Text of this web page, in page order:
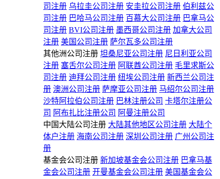
司注册 乌拉圭公司注册 安圭拉公司注册 伯利兹公
司注册 巴哈马公司注册 百慕大公司注册 巴拿马公
司注册 BVI公司注册 墨西哥公司注册 加拿大公司
注册 美国公司注册 萨尔瓦多公司注册
其他洲公司注册 坦桑尼亚公司注册 尼日利亚公司
注册 塞舌尔公司注册 阿联酋公司注册 毛里求斯公
司注册 迪拜公司注册 纽埃公司注册 新西兰公司注
册 澳洲公司注册 萨摩亚公司注册 马绍尔公司注册
沙特阿拉伯公司注册 巴林注册公司 卡塔尔注册公
司 阿布扎比注册公司 阿曼注册公司
中国大陆公司注册 大陆其他地区公司注册 大陆个
体户注册 海南公司注册 深圳公司注册 广州公司注
册
基金会公司注册 新加坡基金会公司注册 巴拿马基
金会公司注册 开曼基金会公司注册 美国基金会公